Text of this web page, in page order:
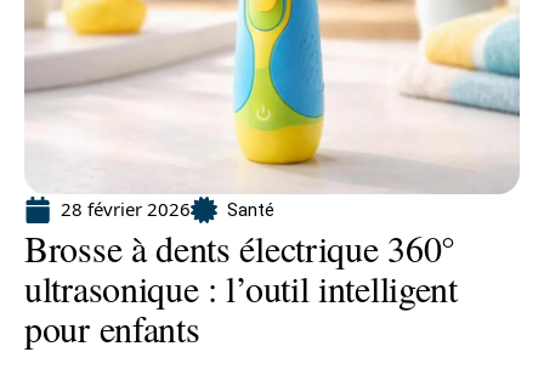
28 février 2026 Santé
Brosse à dents électrique 360°
ultrasonique : l’outil intelligent
pour enfants